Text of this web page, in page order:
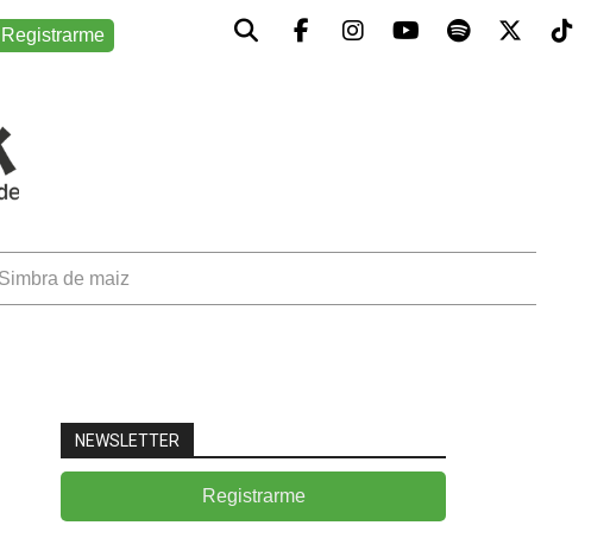
Registrarme
simbra de maiz
NEWSLETTER
Registrarme